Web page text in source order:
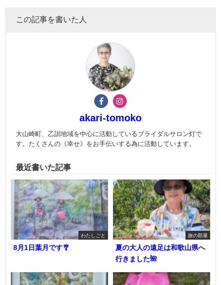
この記事を書いた人
akari-tomoko
大山崎町、乙訓地域を中心に活動しているブライダルサロン灯で
す。たくさんの《幸せ》をお手伝いする為に活動しています。
最近書いた記事
わたしごと
8月1日葉月です🎐
旅の部屋
夏の大人の遠足は和歌山県へ
行きました🌺